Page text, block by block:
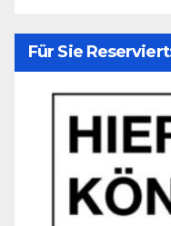
Für Sie